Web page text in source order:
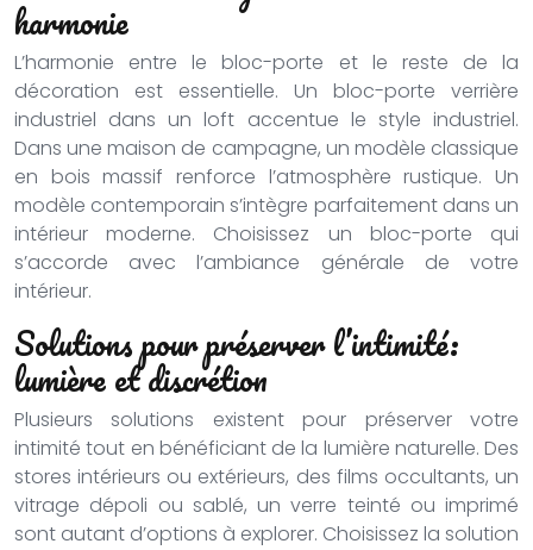
harmonie
L’harmonie entre le bloc-porte et le reste de la
décoration est essentielle. Un bloc-porte verrière
industriel dans un loft accentue le style industriel.
Dans une maison de campagne, un modèle classique
en bois massif renforce l’atmosphère rustique. Un
modèle contemporain s’intègre parfaitement dans un
intérieur moderne. Choisissez un bloc-porte qui
s’accorde avec l’ambiance générale de votre
intérieur.
Solutions pour préserver l’intimité:
lumière et discrétion
Plusieurs solutions existent pour préserver votre
intimité tout en bénéficiant de la lumière naturelle. Des
stores intérieurs ou extérieurs, des films occultants, un
vitrage dépoli ou sablé, un verre teinté ou imprimé
sont autant d’options à explorer. Choisissez la solution